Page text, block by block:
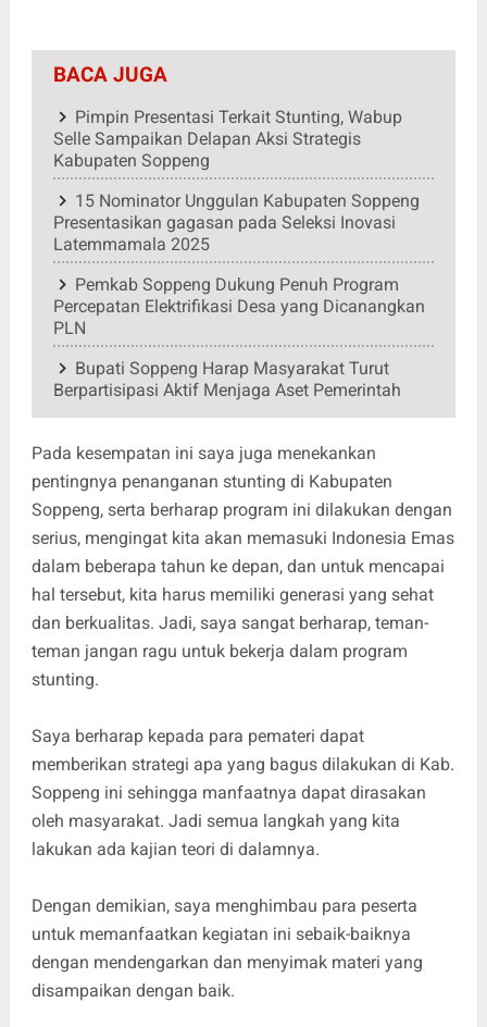
BACA JUGA
Pimpin Presentasi Terkait Stunting, Wabup
Selle Sampaikan Delapan Aksi Strategis
Kabupaten Soppeng
15 Nominator Unggulan Kabupaten Soppeng
Presentasikan gagasan pada Seleksi Inovasi
Latemmamala 2025
Pemkab Soppeng Dukung Penuh Program
Percepatan Elektrifikasi Desa yang Dicanangkan
PLN
Bupati Soppeng Harap Masyarakat Turut
Berpartisipasi Aktif Menjaga Aset Pemerintah
Pada kesempatan ini saya juga menekankan
pentingnya penanganan stunting di Kabupaten
Soppeng, serta berharap program ini dilakukan dengan
serius, mengingat kita akan memasuki Indonesia Emas
dalam beberapa tahun ke depan, dan untuk mencapai
hal tersebut, kita harus memiliki generasi yang sehat
dan berkualitas. Jadi, saya sangat berharap, teman-
teman jangan ragu untuk bekerja dalam program
stunting.
Saya berharap kepada para pemateri dapat
memberikan strategi apa yang bagus dilakukan di Kab.
Soppeng ini sehingga manfaatnya dapat dirasakan
oleh masyarakat. Jadi semua langkah yang kita
lakukan ada kajian teori di dalamnya.
Dengan demikian, saya menghimbau para peserta
untuk memanfaatkan kegiatan ini sebaik-baiknya
dengan mendengarkan dan menyimak materi yang
disampaikan dengan baik.